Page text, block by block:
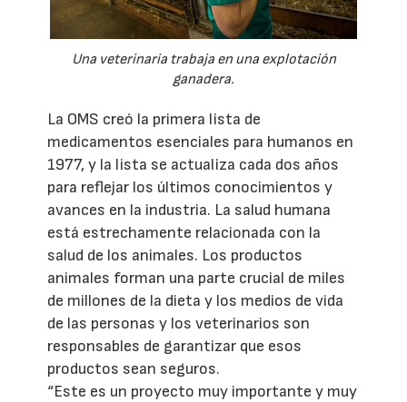
Una veterinaria trabaja en una explotación
ganadera.
La OMS creó la primera lista de
medicamentos esenciales para humanos en
1977, y la lista se actualiza cada dos años
para reflejar los últimos conocimientos y
avances en la industria. La salud humana
está estrechamente relacionada con la
salud de los animales. Los productos
animales forman una parte crucial de miles
de millones de la dieta y los medios de vida
de las personas y los veterinarios son
responsables de garantizar que esos
productos sean seguros.
“Este es un proyecto muy importante y muy